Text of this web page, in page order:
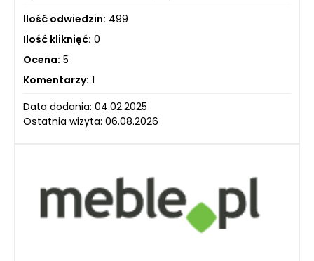
Ilość odwiedzin: 499
Ilość kliknięć: 0
Ocena: 5
Komentarzy: 1
Data dodania: 04.02.2025
Ostatnia wizyta: 06.08.2026